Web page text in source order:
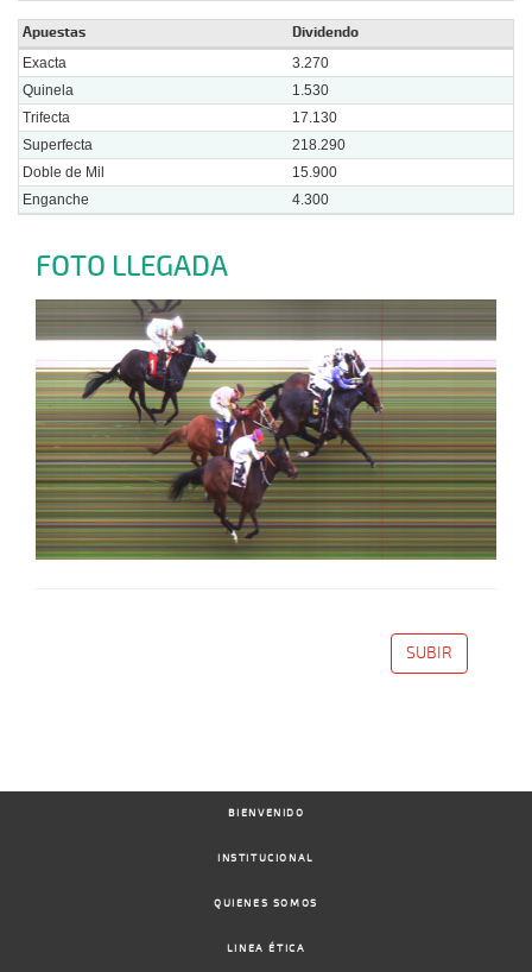
Apuestas Dividendo
Exacta
3.270
Quinela
1.530
Trifecta
17.130
Superfecta
218.290
Doble de Mil
15.900
Enganche
4.300
FOTO LLEGADA
SUBIR
BIENVENIDO
INSTITUCIONAL
QUIENES SOMOS
LINEA ÉTICA